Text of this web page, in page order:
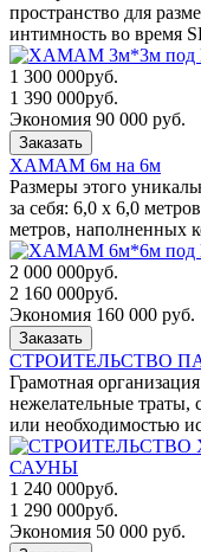
пространство для
интимность во время
1 300 000руб.
1 390 000руб.
Экономия 90 000 руб.
Заказать
ХАМАМ 6м на 6м
Размеры этого
за себя: 6,0 x 6,0
метров, наполненных
2 000 000руб.
2 160 000руб.
Экономия 160 000 руб.
Заказать
СТРОИТЕЛЬСТВО
Грамотная
нежелательные
или необходимостью
1 240 000руб.
1 290 000руб.
Экономия 50 000 руб.